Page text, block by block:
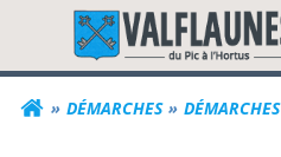
contenu
DÉMARCHES